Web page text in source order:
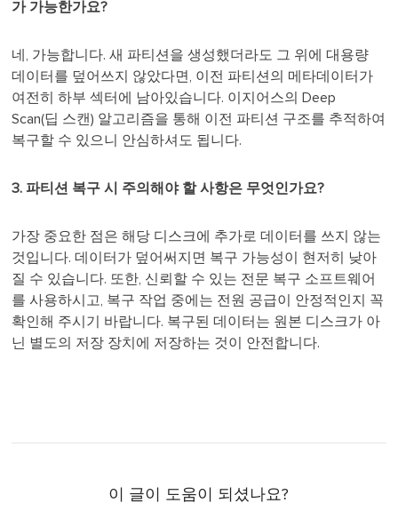
가 가능한가요?
네, 가능합니다. 새 파티션을 생성했더라도 그 위에 대용량
데이터를 덮어쓰지 않았다면, 이전 파티션의 메타데이터가
여전히 하부 섹터에 남아있습니다. 이지어스의 Deep
Scan(딥 스캔) 알고리즘을 통해 이전 파티션 구조를 추적하여
복구할 수 있으니 안심하셔도 됩니다.
3. 파티션 복구 시 주의해야 할 사항은 무엇인가요?
가장 중요한 점은 해당 디스크에 추가로 데이터를 쓰지 않는
것입니다. 데이터가 덮어써지면 복구 가능성이 현저히 낮아
질 수 있습니다. 또한, 신뢰할 수 있는 전문 복구 소프트웨어
를 사용하시고, 복구 작업 중에는 전원 공급이 안정적인지 꼭
확인해 주시기 바랍니다. 복구된 데이터는 원본 디스크가 아
닌 별도의 저장 장치에 저장하는 것이 안전합니다.
이 글이 도움이 되셨나요?